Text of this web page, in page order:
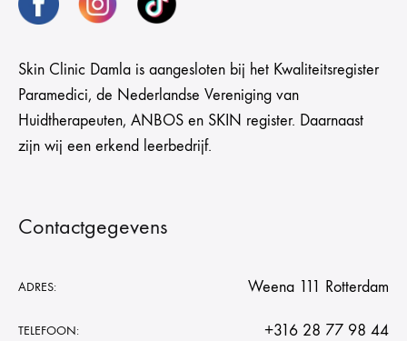
Skin Clinic Damla is aangesloten bij het Kwaliteitsregister
Paramedici, de Nederlandse Vereniging van
Huidtherapeuten, ANBOS en SKIN register. Daarnaast
zijn wij een erkend leerbedrijf.
Contactgegevens
ADRES: Weena 111 Rotterdam
TELEFOON: +316 28 77 98 44